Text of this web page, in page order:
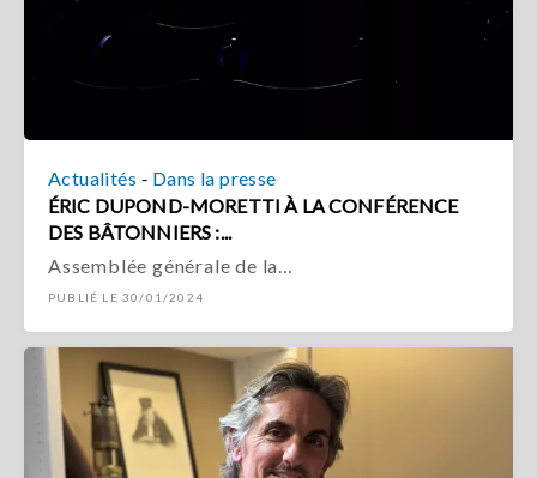
Actualités - Dans la presse
ÉRIC DUPOND-MORETTI À LA CONFÉRENCE
DES BÂTONNIERS :...
Assemblée générale de la…
PUBLIÉ LE 30/01/2024